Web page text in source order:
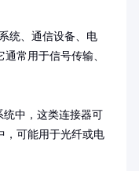
统、通信设备、电
常用于信号传输、
统中，这类连接器可
，可能用于光纤或电